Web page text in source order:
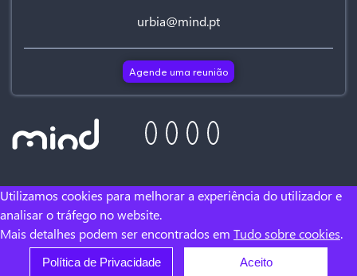
urbia@mind.pt
Agende uma reunião
Utilizamos cookies para melhorar a experiência do utilizador e
analisar o tráfego no website.
Mais detalhes podem ser encontrados em Tudo sobre cookies.
Política de Privacidade Aceito